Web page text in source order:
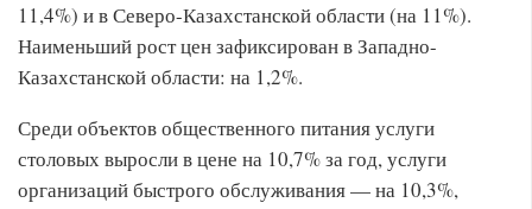
11,4%) и в Северо-Казахстанской области (на 11%).
Наименьший рост цен зафиксирован в Западно-
Казахстанской области: на 1,2%.
Среди объектов общественного питания услуги
столовых выросли в цене на 10,7% за год, услуги
организаций быстрого обслуживания — на 10,3%,